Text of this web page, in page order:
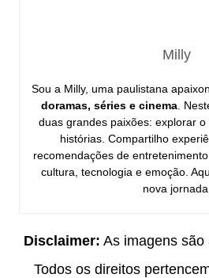
Milly
Sou a Milly, uma paulistana
doramas, séries e cinema .
duas grandes paixões: explorar
histórias. Compartilho
recomendações de
cultura, tecnologia e emoção.
nova jornada.
Disclaimer: As imagens são
Todos os direitos